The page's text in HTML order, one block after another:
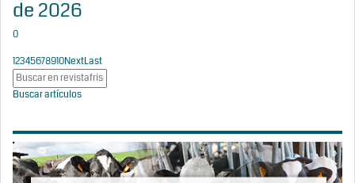
de 2026
0
12345678910NextLast
Buscar artículos